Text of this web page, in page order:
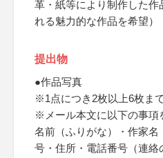
革・紙等により制作した作
れる魅力的な作品を希望）
提出物
●作品写真
※1点につき2枚以上6枚ま
※メール本文に以下の事項
名前（ふりがな）・作家名
号・住所・電話番号（連絡